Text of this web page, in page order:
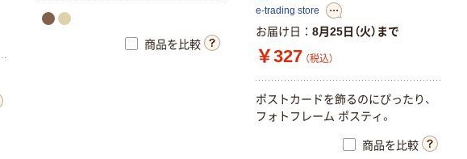
商品を比較
e-trading store
お届け日 8月25日（火）まで
￥327 （税込）
ポストカードを飾るのにぴったり、
フォトフレーム ポスティ。
商品を比較